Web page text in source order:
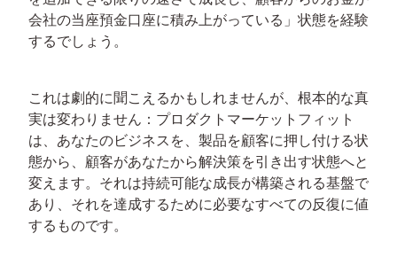
会社の当座預金口座に積み上がっている」状態を経験
するでしょう。
これは劇的に聞こえるかもしれませんが、根本的な真
実は変わりません：プロダクトマーケットフィット
は、あなたのビジネスを、製品を顧客に押し付ける状
態から、顧客があなたから解決策を引き出す状態へと
変えます。それは持続可能な成長が構築される基盤で
あり、それを達成するために必要なすべての反復に値
するものです。